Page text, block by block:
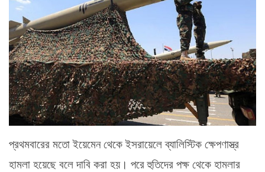
প্রথমবারের মতো ইয়েমেন থেকে ইসরায়েলে ব্যালিস্টিক ক্ষেপণাস্ত্র
হামলা হয়েছে বলে দাবি করা হয়। পরে হুতিদের পক্ষ থেকে হামলার